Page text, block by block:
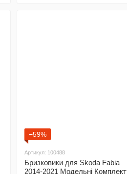
−59%
Артикул: 100488
Бризковики для Skoda Fabia
2014-2021 Модельні Комплект